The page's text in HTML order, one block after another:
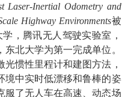
Laser-Inertial Odometry and
Highway Environments被
，腾讯无人驾驶实验室，
北大学为第一完成单位。
惯性里程计和建图方法，
境中实时低漂移和鲁棒的姿
服了无人车在高速、动态场